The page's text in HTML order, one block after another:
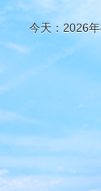
今天：2026